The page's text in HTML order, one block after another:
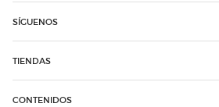
SÍGUENOS
TIENDAS
CONTENIDOS